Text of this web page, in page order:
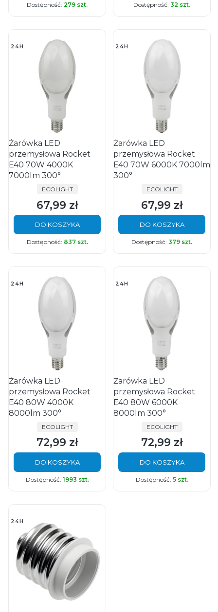
Dostępność: 279 szt. Dostępność: 32 szt.
24H
Żarówka LED
przemysłowa Rocket
E40 70W 4000K
7000lm 300°
PRODUCENT
ECOLIGHT
Cena
67,99 zł
DO KOSZYKA
Dostępność: 837 szt.
24H
Żarówka LED
przemysłowa Rocket
E40 70W 6000K 7000lm
300°
PRODUCENT
ECOLIGHT
Cena
67,99 zł
DO KOSZYKA
Dostępność: 379 szt.
24H
Żarówka LED
przemysłowa Rocket
E40 80W 4000K
8000lm 300°
PRODUCENT
ECOLIGHT
Cena
72,99 zł
DO KOSZYKA
Dostępność: 1993 szt.
24H
Żarówka LED
przemysłowa Rocket
E40 80W 6000K
8000lm 300°
PRODUCENT
ECOLIGHT
Cena
72,99 zł
DO KOSZYKA
Dostępność: 5 szt.
24H